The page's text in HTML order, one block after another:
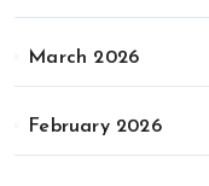
March 2026
February 2026